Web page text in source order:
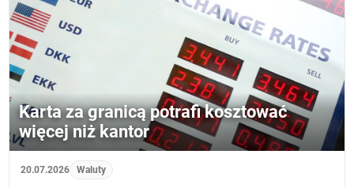
Karta za granicą potrafi kosztować
więcej niż kantor
20.07.2026 Waluty